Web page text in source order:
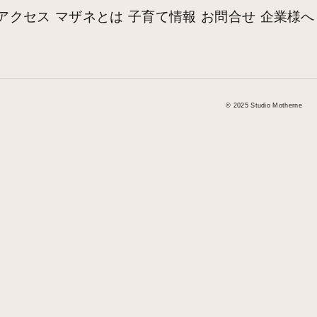
クセス マザネとは 子育て情報 お問合せ 企業様へ
© 2025 Studio Motherne